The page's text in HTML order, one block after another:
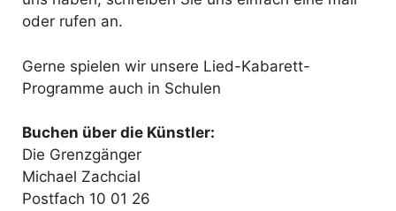
oder rufen an.
Gerne spielen wir unsere Lied-Kabarett-
Programme auch in Schulen
Buchen über die Künstler:
Die Grenzgänger
Michael Zachcial
Postfach 10 01 26